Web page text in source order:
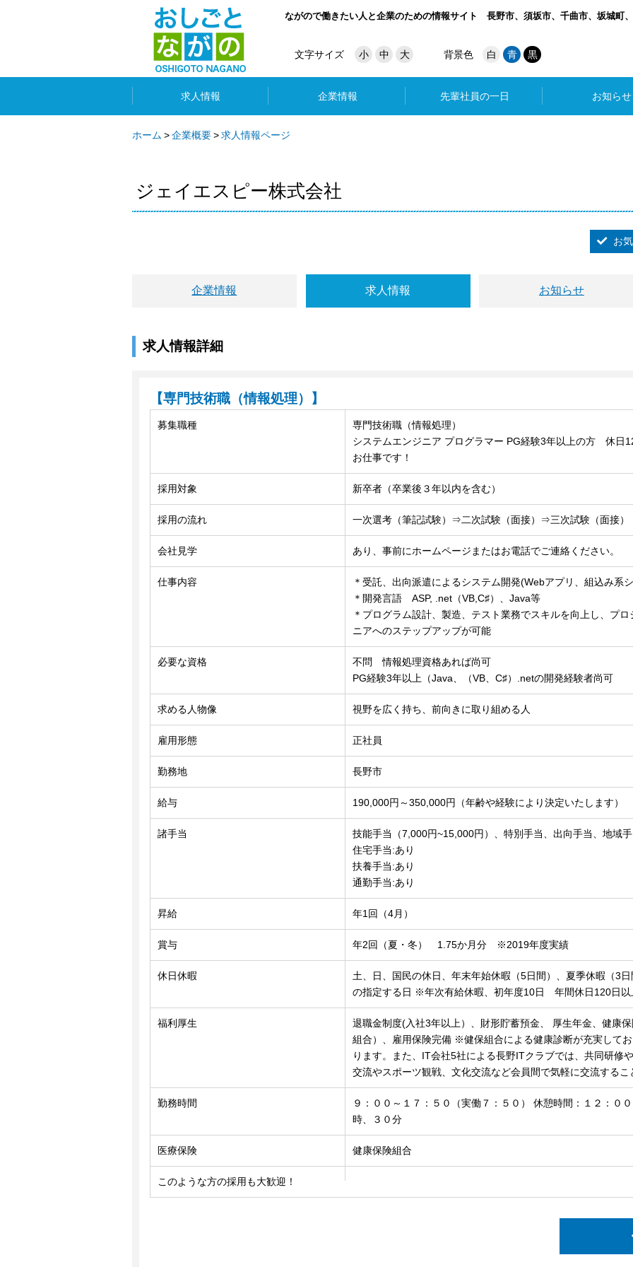
ながので働きたい人と企業のための情報サイト 長野市、須坂市、千曲市、坂城町
文字サイズ 小 中 大 背景色 白 青 黒
求人情報 企業情報 先輩社員の一日 お知らせ
ホーム 企業概要 求人情報ページ
ジェイエスピー株式会社
お
企業情報 求人情報 お知らせ
求人情報詳細
【専門技術職（情報処理）】
募集職種
専門技術職（情報処理）
システムエンジニア プログラマー PG経験3年以上の方 休
お仕事です！
採用対象 新卒者（卒業後３年以内を含む）
採用の流れ 一次選考（筆記試験）⇒二次試験（面接）⇒三次試験（面接）
会社見学 あり、事前にホームページまたはお電話でご連絡ください。
仕事内容
＊受託、出向派遣によるシステム開発(Webアプリ、組込み系
＊開発言語 ASP, .net（VB,C♯）、Java等
＊プログラム設計、製造、テスト業務でスキルを向上し、プ
ニアへのステップアップが可能
必要な資格
不問 情報処理資格あれば尚可
PG経験3年以上（Java、（VB、C♯）.netの開発経験者尚可
求める人物像 視野を広く持ち、前向きに取り組める人
雇用形態 正社員
勤務地 長野市
給与 190,000円～350,000円（年齢や経験により決定いたします）
諸手当
技能手当（7,000円~15,000円）、特別手当、出向手当、地域
住宅手当:あり
扶養手当:あり
通勤手当:あり
昇給 年1回（4月）
賞与 年2回（夏・冬） 1.75か月分 ※2019年度実績
休日休暇
土、日、国民の休日、年末年始休暇（5日間）、夏季休暇（3
の指定する日 ※年次有給休暇、初年度10日 年間休日120日以
福利厚生
退職金制度(入社3年以上）、財形貯蓄預金、 厚生年金、健康
組合）、雇用保険完備 ※健保組合による健康診断が充実して
ります。また、IT会社5社による長野ITクラブでは、共同研修
交流やスポーツ観戦、文化交流など会員間で気軽に交流する
勤務時間
９：００～１７：５０（実働７：５０） 休憩時間：１２：０
時、３０分
医療保険 健康保険組合
このような方の採用も大歓迎！